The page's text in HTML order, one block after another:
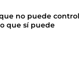
no puede
que sí puede